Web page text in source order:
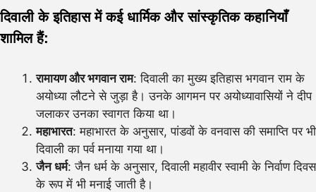
दिवाली के इतिहास में कई धार्मिक और सांस्कृतिक कहानियाँ
शामिल हैं:
रामायण और भगवान राम: दिवाली का मुख्य इतिहास भगवान राम के
अयोध्या लौटने से जुड़ा है। उनके आगमन पर अयोध्यावासियों ने दीप
जलाकर उनका स्वागत किया था।
महाभारत: महाभारत के अनुसार, पांडवों के वनवास की समाप्ति पर भी
दिवाली का पर्व मनाया गया था।
जैन धर्म: जैन धर्म के अनुसार, दिवाली महावीर स्वामी के निर्वाण दिवस
के रूप में भी मनाई जाती है।